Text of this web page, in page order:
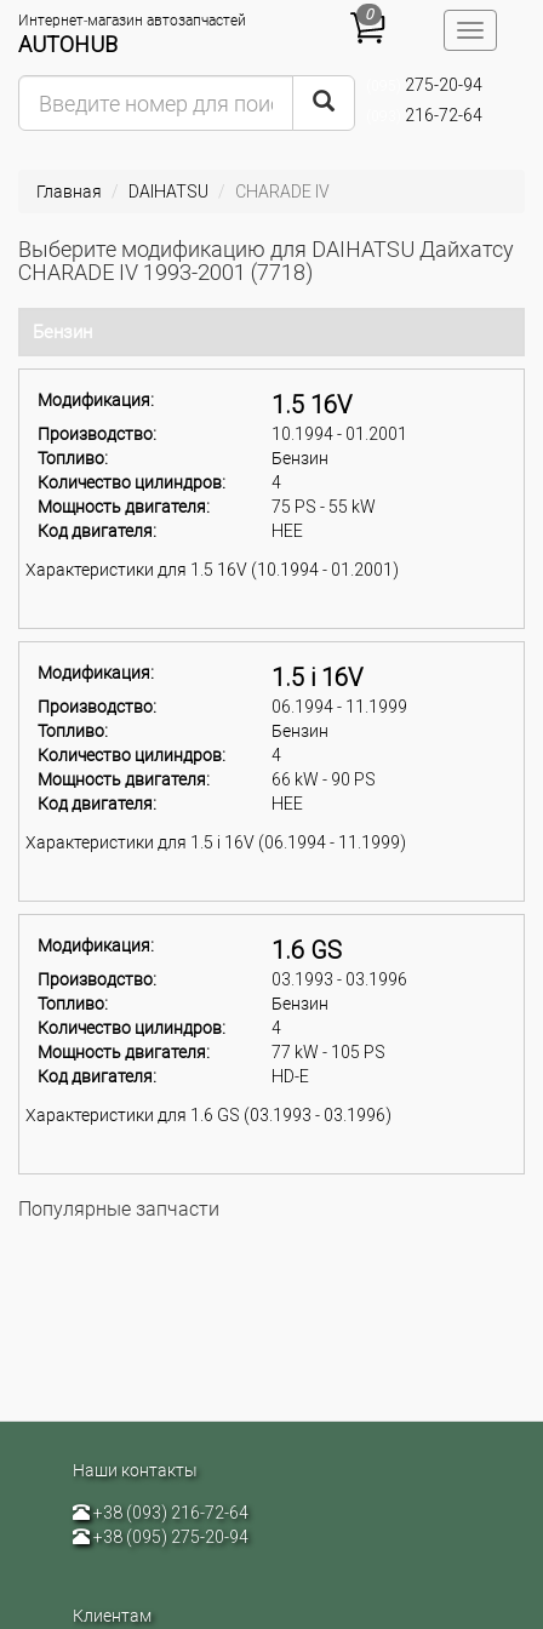
Toggle
0
Интернет-магазин автозапчастей
AUTOHUB
275-20-94
216-72-64
Главная DAIHATSU CHARADE IV
Выберите модификацию для DAIHATSU Дайхатсу
CHARADE IV 1993-2001 (7718)
Бензин
Модификация: 1.5 16V
Производство:
10.1994 - 01.2001
Топливо:
Бензин
Количество цилиндров:
4
Мощность двигателя:
75 PS - 55 kW
Код двигателя:
HEE
Характеристики для 1.5 16V (10.1994 - 01.2001)
Модификация: 1.5 i 16V
Производство:
06.1994 - 11.1999
Топливо:
Бензин
Количество цилиндров:
4
Мощность двигателя:
66 kW - 90 PS
Код двигателя:
HEE
Характеристики для 1.5 i 16V (06.1994 - 11.1999)
Модификация: 1.6 GS
Производство:
03.1993 - 03.1996
Топливо:
Бензин
Количество цилиндров:
4
Мощность двигателя:
77 kW - 105 PS
Код двигателя:
HD-E
Характеристики для 1.6 GS (03.1993 - 03.1996)
Популярные запчасти
Наши контакты
+38 (093) 216-72-64
+38 (095) 275-20-94
Клиентам